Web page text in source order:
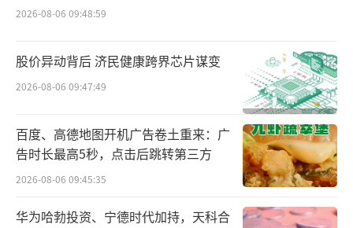
2026-08-06 09:48:59
股价异动背后 济民健康跨界芯片谋变
2026-08-06 09:47:49
百度、高德地图开机广告卷土重来：广
告时长最高5秒，点击后跳转第三方
2026-08-06 09:45:35
华为哈勃投资、宁德时代加持，天科合